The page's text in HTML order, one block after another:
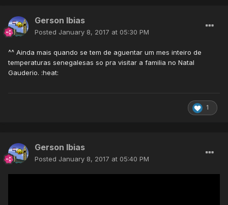
Gerson Ibias
Posted January 8, 2017 at 05:30 PM
^^ Ainda mais quando se tem de aguentar um mes inteiro de
temperaturas senegalesas so pra visitar a familia no Natal
Gauderio. :heat:
1
Gerson Ibias
Posted January 8, 2017 at 05:40 PM